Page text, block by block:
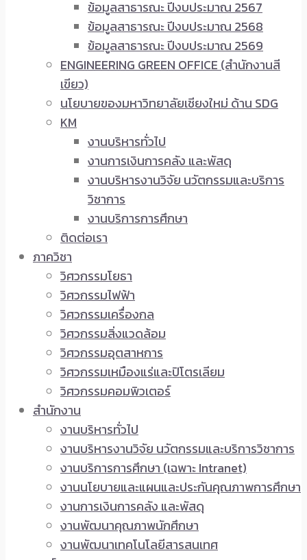
ข้อมูลสาธารณะ ปีงบประมาณ 2567
ข้อมูลสาธารณะ ปีงบประมาณ 2568
ข้อมูลสาธารณะ ปีงบประมาณ 2569
ENGINEERING GREEN OFFICE (สำนักงานสี
เขียว)
นโยบายของมหาวิทยาลัยเชียงใหม่ ด้าน SDG
KM
งานบริหารทั่วไป
งานการเงินการคลัง และพัสดุ
งานบริหารงานวิจัย นวัตกรรมและบริการ
วิชาการ
งานบริการการศึกษา
ติดต่อเรา
ภาควิชา
วิศวกรรมโยธา
วิศวกรรมไฟฟ้า
วิศวกรรมเครื่องกล
วิศวกรรมสิ่งแวดล้อม
วิศวกรรมอุตสาหการ
วิศวกรรมเหมืองแร่และปิโตรเลียม
วิศวกรรมคอมพิวเตอร์
สำนักงาน
งานบริหารทั่วไป
งานบริหารงานวิจัย นวัตกรรมและบริการวิชาการ
งานบริการการศึกษา (เฉพาะ Intranet)
งานนโยบายและแผนและประกันคุณภาพการศึกษา
งานการเงินการคลัง และพัสดุ
งานพัฒนาคุณภาพนักศึกษา
งานพัฒนาเทคโนโลยีสารสนเทศ